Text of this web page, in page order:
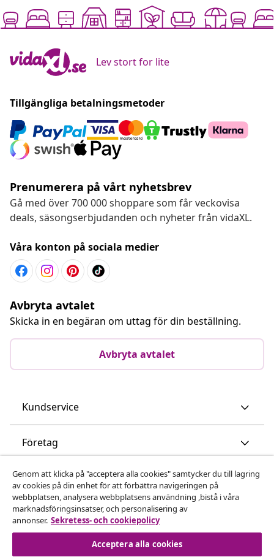
Lev stort for lite
Tillgängliga betalningsmetoder
Prenumerera på vårt nyhetsbrev
Gå med över 700 000 shoppare som får veckovisa
deals, säsongserbjudanden och nyheter från vidaXL.
Våra konton på sociala medier
Avbryta avtalet
Skicka in en begäran om uttag för din beställning.
Avbryta avtalet
Kundservice
Företag
vidaXL
Upptäck mer
Genom att klicka på "acceptera alla cookies" samtycker du till lagring
av cookies på din enhet för att förbättra navigeringen på
webbplatsen, analysera webbplatsens användning ,bistå i våra
marknadsföringsinsatser, och personalisering av
annonser. Sekretess- och cookiepolicy
Acceptera alla cookies